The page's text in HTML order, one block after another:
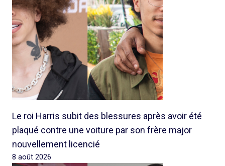
Le roi Harris subit des blessures après avoir été
plaqué contre une voiture par son frère major
nouvellement licencié
8 août 2026